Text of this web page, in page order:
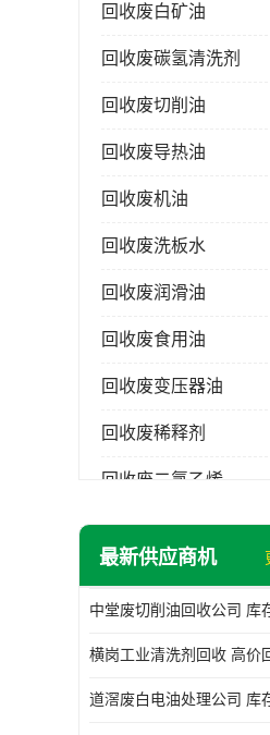
回收废白矿油
回收废碳氢清洗剂
回收废切削油
回收废导热油
回收废机油
回收废洗板水
回收废润滑油
回收废食用油
回收废变压器油
回收废稀释剂
回收废二氯乙烯
回收废清洗剂
回收废三氯乙烯
回收废清洗液
最新供应商机